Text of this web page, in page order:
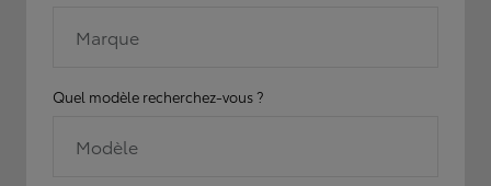
Marque
Quel modèle recherchez-vous ?
Modèle